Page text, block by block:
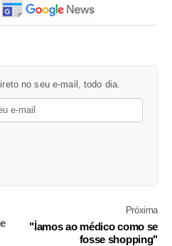
no seu e-mail, todo dia.
Próxima
"Íamos ao médico como se
fosse shopping"